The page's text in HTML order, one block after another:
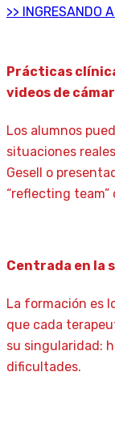
>> INGRESANDO
Prácticas
videos de
Los alumnos
situaciones
Gesell o
“reflecting team”
Centrada en la
La formación es
que cada
su singularidad:
dificultades.